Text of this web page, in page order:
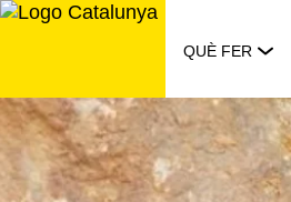
Saltar
QUÈ FER